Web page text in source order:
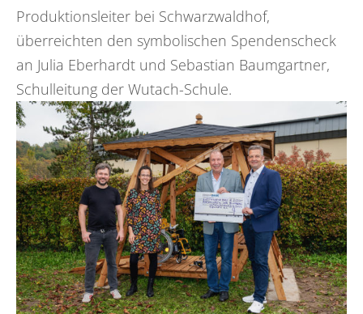
Produktionsleiter bei Schwarzwaldhof,
überreichten den symbolischen Spendenscheck
an Julia Eberhardt und Sebastian Baumgartner,
Schulleitung der Wutach-Schule.